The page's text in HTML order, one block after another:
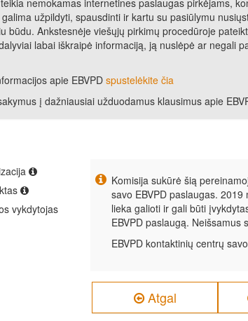
užpildyti, spausdinti ir kartu su pasiūlymu
būdu. Ankstesnėje viešųjų pirkimų procedūroje
labai iškraipė informaciją, ją nuslėpė ar negali
apie EBVPD spustelėkite čia
į dažniausiai užduodamus klausimus apie
vykdytojas
Komisija sukūrė šią
savo EBVPD paslaugas.
lieka galioti ir gali būti
EBVPD paslaugą. Neišsamus
EBVPD kontaktinių centrų
Atgal